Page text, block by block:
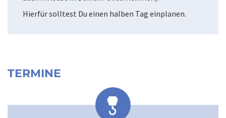
Hierfür solltest Du einen halben Tag einplanen.
TERMINE